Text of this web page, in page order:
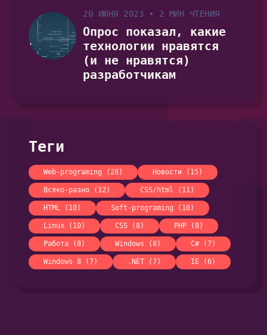
20 ИЮНЯ 2023 • 2 МИН ЧТЕНИЯ
Опрос показал, какие
технологии нравятся
(и не нравятся)
разработчикам
Теги
Web-programing (28) Новости (15)
Всяко-разно (12) CSS/html (11)
HTML (10) Soft-programing (10)
Linux (10) CSS (8) PHP (8)
Работа (8) Windows (8) C# (7)
Windows 8 (7) .NET (7) IE (6)